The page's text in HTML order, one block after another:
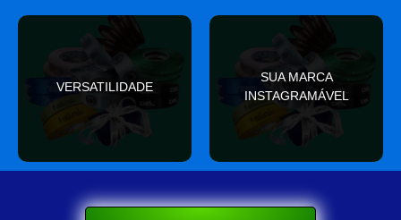
VERSATILIDADE
Se encaixa em qualquer
ocasião e sempre agrega
valor
SUA MARCA
INSTAGRAMÁVEL
Seu cliente ama mostrar
nas redes sociais